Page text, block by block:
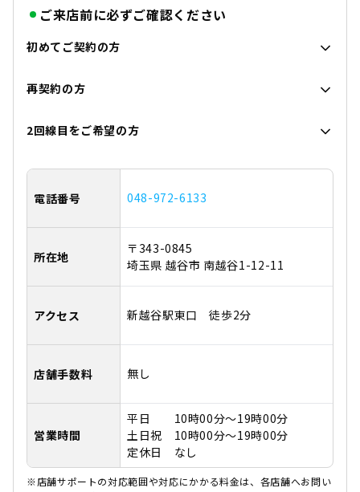
ご来店前に必ずご確認ください
初めてご契約の方
再契約の方
2回線目をご希望の方
電話番号 048-972-6133
所在地
〒343-0845
埼玉県 越谷市 南越谷1-12-11
アクセス 新越谷駅東口 徒歩2分
店舗手数料 無し
営業時間
平日 10時00分～19時00分
土日祝 10時00分～19時00分
定休日 なし
※店舗サポートの対応範囲や対応にかかる料金は、各店舗へお問い